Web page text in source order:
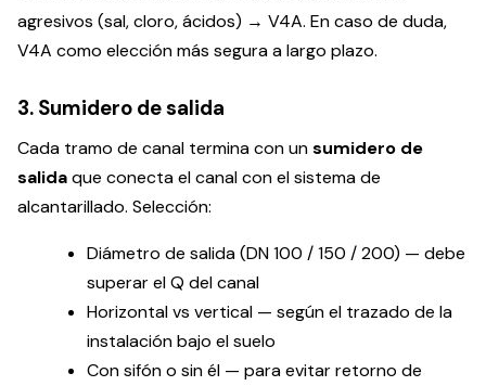
agresivos (sal, cloro, ácidos) → V4A. En caso de duda,
V4A como elección más segura a largo plazo.
3. Sumidero de salida
Cada tramo de canal termina con unsumidero de
salidaque conecta el canal con el sistema de
alcantarillado. Selección:
Diámetro de salida (DN 100 / 150 / 200) — debe
superar el Q del canal
Horizontal vs vertical — según el trazado de la
instalación bajo el suelo
Con sifón o sin él — para evitar retorno de